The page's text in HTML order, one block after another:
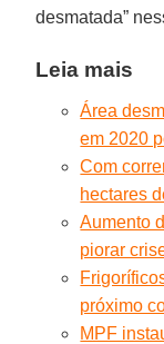
desmatada”
Leia mais
Área
em 2020
Com
hectares
Aumento
piorar
próximo
MPF